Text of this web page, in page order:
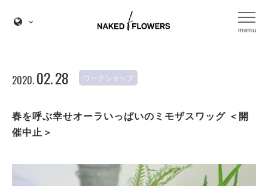
menu
2020. 02.28 ワークショップ
春を呼ぶ幸せオーラいっぱいのミモザスワッグ ＜開
催中止＞